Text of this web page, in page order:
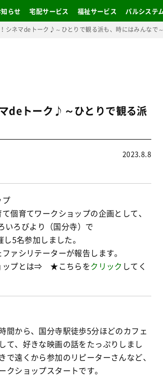
らせ 宅配サービス 福祉サービス パルシステ
シネマdeトーク♪～ひとりで観る派も、時にはみんなで～
deトーク♪～ひとりで観る派
2023.8.8
プ
個育てワークショップの企画として、
いろびより（国分寺）で
5名参加しました。
ァシリテーターが報告します。
ップとは⇒ ★こちらをクリック してく
間から、国分寺駅徒歩5分ほどのカフェ
て、好きな映画の話をたっぷりしまし
遠くから参加のリピーターさんなど、
ショップスタートです。